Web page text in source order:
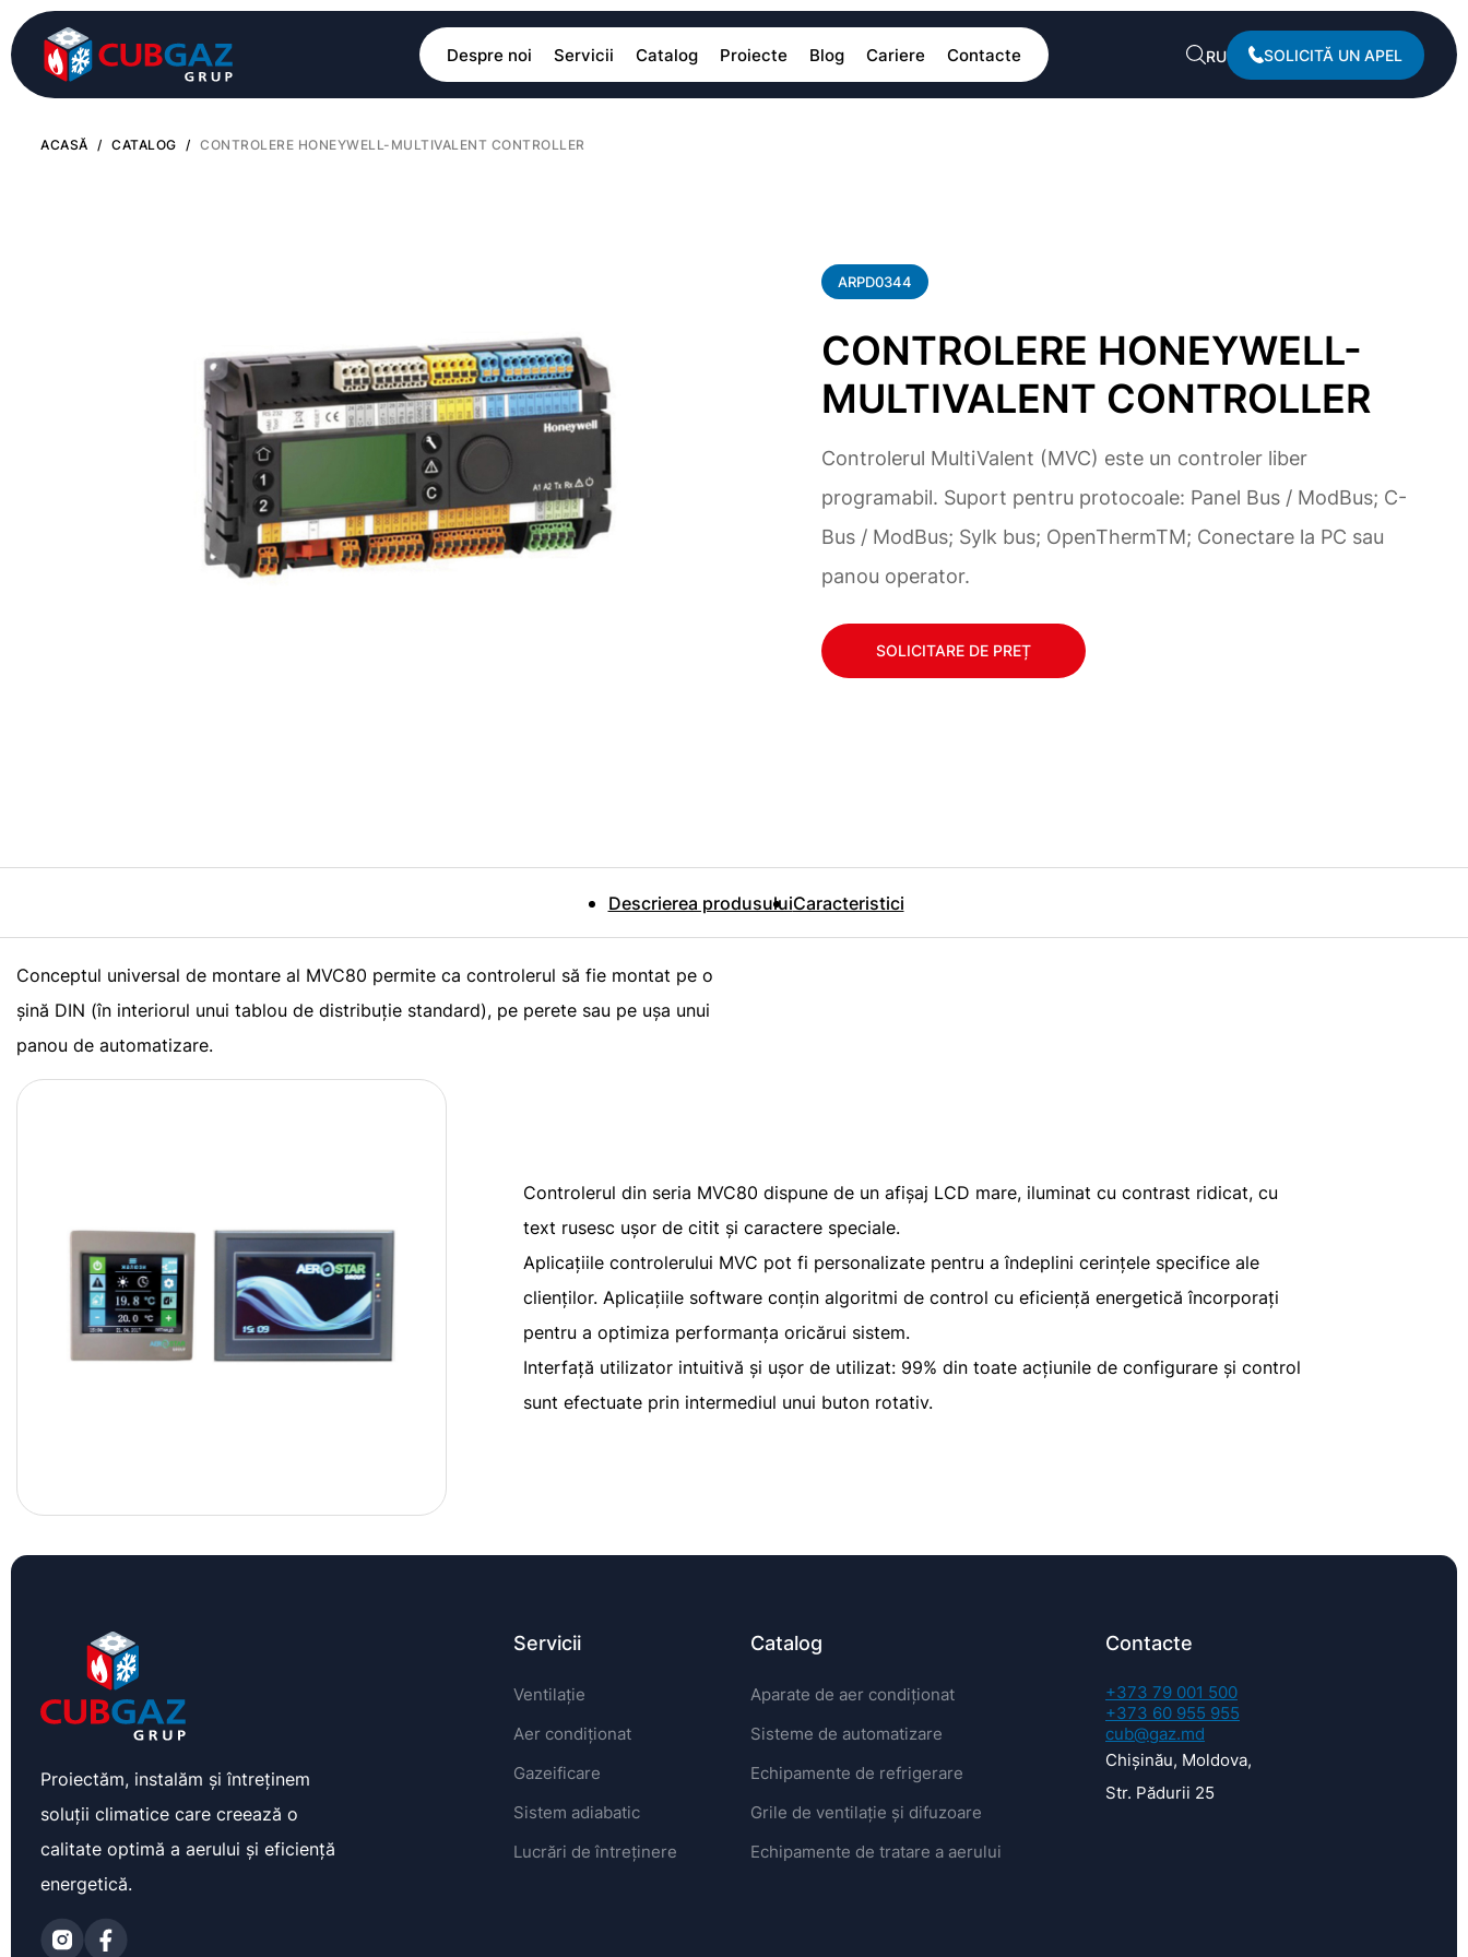
Despre noi Servicii Catalog Proiecte Blog Cariere Contacte RU SOLICITĂ UN APEL
ACASĂ / CATALOG / CONTROLERE HONEYWELL-MULTIVALENT CONTROLLER
ARPD0344
CONTROLERE HONEYWELL-
MULTIVALENT CONTROLLER
Controlerul MultiValent (MVC) este un controler liber
programabil. Suport pentru protocoale: Panel Bus / ModBus; C-
Bus / ModBus; Sylk bus; OpenThermTM; Conectare la PC sau
panou operator.
SOLICITARE DE PREȚ
Descrierea produsuluiCaracteristici
Conceptul universal de montare al MVC80 permite ca controlerul să fie montat pe o
șină DIN (în interiorul unui tablou de distribuție standard), pe perete sau pe ușa unui
panou de automatizare.
Controlerul din seria MVC80 dispune de un afișaj LCD mare, iluminat cu contrast ridicat, cu
text rusesc ușor de citit și caractere speciale.
Aplicațiile controlerului MVC pot fi personalizate pentru a îndeplini cerințele specifice ale
clienților. Aplicațiile software conțin algoritmi de control cu eficiență energetică încorporați
pentru a optimiza performanța oricărui sistem.
Interfață utilizator intuitivă și ușor de utilizat: 99% din toate acțiunile de configurare și control
sunt efectuate prin intermediul unui buton rotativ.
Proiectăm, instalăm și întreținem
soluții climatice care creează o
calitate optimă a aerului și eficiență
energetică.
Servicii
Ventilație
Aer condiționat
Gazeificare
Sistem adiabatic
Lucrări de întreținere
Catalog
Aparate de aer condiționat
Sisteme de automatizare
Echipamente de refrigerare
Grile de ventilație și difuzoare
Echipamente de tratare a aerului
Contacte
+373 79 001 500
+373 60 955 955
cub@gaz.md
Chișinău, Moldova,
Str. Pădurii 25